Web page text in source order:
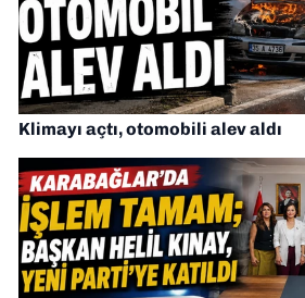
Klimayı açtı, otomobili alev aldı